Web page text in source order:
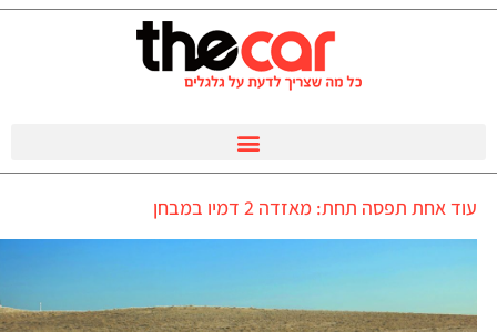
עוד אחת תפסה תחת: מאזדה 2 דמיו במבחן